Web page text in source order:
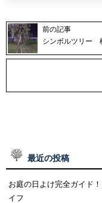
前の記事
シンボルツリー
最近の投稿
お庭の日よけ完全ガイド
イフ